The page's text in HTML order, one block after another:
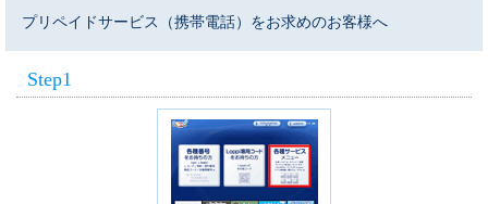
プリペイドサービス（携帯電話）をお求めのお客様へ
Step1